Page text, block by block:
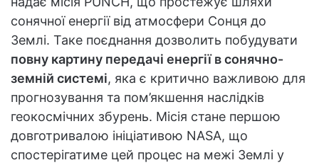
сонячної енергії від атмосфери Сонця до
Землі. Таке поєднання дозволить побудувати
повну картину передачі енергії в сонячно-
земній системі, яка є критично важливою для
прогнозування та пом’якшення наслідків
геокосмічних збурень. Місія стане першою
довготривалою ініціативою NASA, що
спостерігатиме цей процес на межі Землі у